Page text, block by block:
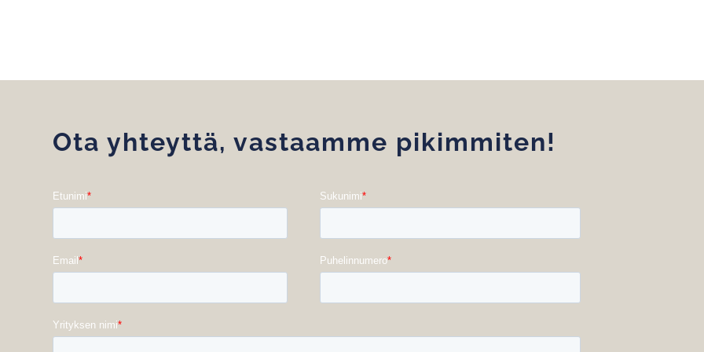
Ota yhteyttä, vastaamme pikimmiten!